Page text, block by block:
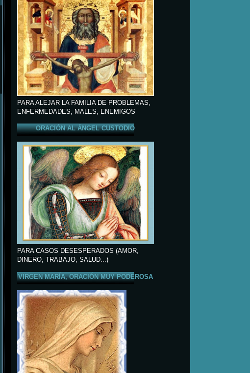
PARA ALEJAR LA FAMILIA DE PROBLEMAS,
ENFERMEDADES, MALES, ENEMIGOS
ORACIÓN AL ÁNGEL CUSTODIO
PARA CASOS DESESPERADOS (AMOR,
DINERO, TRABAJO, SALUD...)
VIRGEN MARÍA, ORACIÓN MUY PODEROSA